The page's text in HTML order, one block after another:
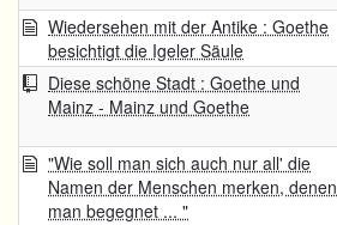
Wiedersehen mit der Antike : Goethe
besichtigt die Igeler Säule
Diese schöne Stadt : Goethe und
Mainz - Mainz und Goethe
"Wie soll man sich auch nur all' die
Namen der Menschen merken, denen
man begegnet ... "